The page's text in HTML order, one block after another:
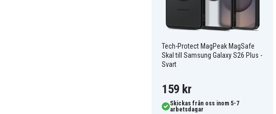
Tech-Protect MagPeak MagSafe
Skal till Samsung Galaxy S26 Plus -
Svart
159 kr
Skickas från oss inom 5-7
arbetsdagar